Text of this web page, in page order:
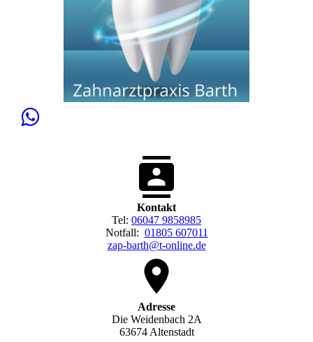
Kontakt
Tel: 06047 9858985
Notfall: 01805 607011
zap-barth@t-online.de
Adresse
Die Weidenbach 2A
63674 Altenstadt